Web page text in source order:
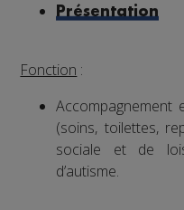
Présentation
Fonction :
Accompagnement
(soins, toilettes,
sociale et de
d’autisme.